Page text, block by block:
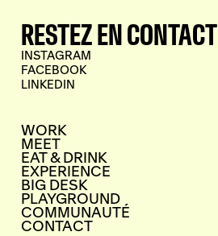
RESTEZ EN CONTACT
INSTAGRAM
FACEBOOK
LINKEDIN
WORK
MEET
EAT & DRINK
EXPERIENCE
BIG DESK
PLAYGROUND
COMMUNAUTÉ
CONTACT